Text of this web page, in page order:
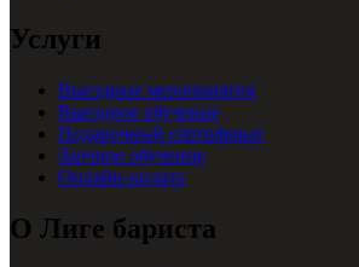
Услуги
Выездные мероприятия
Выездное обучение
Подарочный сертификат
Заочное обучение
Онлайн-оплата
О Лиге бариста